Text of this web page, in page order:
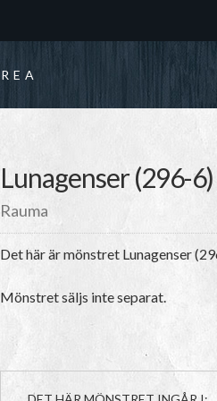
REA
Lunagenser (296-6)
Rauma
Det här är mönstret Lunagenser
Mönstret säljs inte separat.